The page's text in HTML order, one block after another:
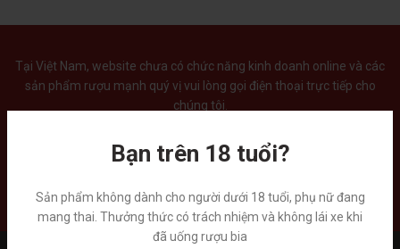
Bạn trên 18 tuổi?
Sản phẩm không dành cho người dưới 18 tuổi, phụ nữ đang
mang thai. Thưởng thức có trách nhiệm và không lái xe khi
đã uống rượu bia
Tại Việt Nam, website chưa có chức năng kinh doanh online và các
sản phẩm rượu mạnh quý vị vui lòng gọi điện thoại trực tiếp cho
chúng tôi.
Liên hệ